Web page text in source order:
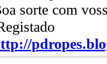
sorte com